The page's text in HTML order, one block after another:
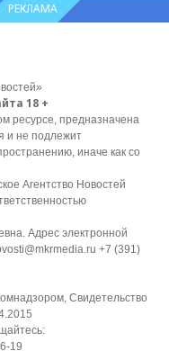
РЕКЛАМА
18 +
ресурсе, предназначена
и не подлежит
иначе как со
Агентство Новостей
Адрес электронной
+7 (391)
Свидетельство
19